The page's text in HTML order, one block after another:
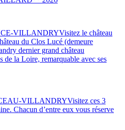
VILLANDRYVisitez le château
du Clos Lucé (demeure
dernier grand château
de la Loire, remarquable avec ses
VILLANDRYVisitez ces 3
Chacun d’entre eux vous réserve